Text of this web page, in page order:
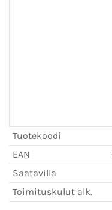
Tuotekoodi
EAN
Saatavilla
Toimituskulut alk.